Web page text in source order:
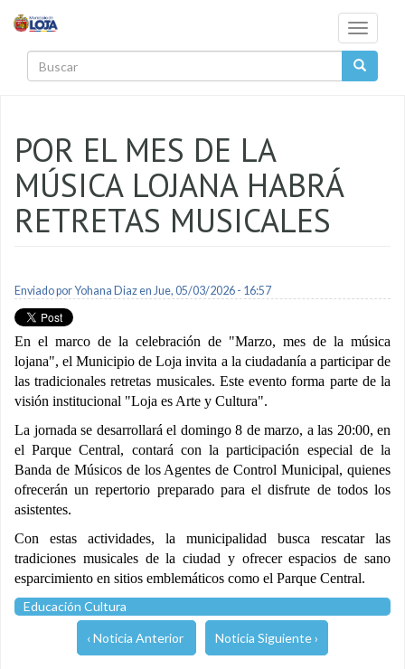
Toggle
POR EL MES DE LA
MÚSICA LOJANA HABRÁ
RETRETAS MUSICALES
Enviado porYohana Diazen Jue, 05/03/2026 - 16:57
En el marco de la celebración de "Marzo, mes de la música
lojana", el Municipio de Loja invita a la ciudadanía a participar de
las tradicionales retretas musicales. Este evento forma parte de la
visión institucional "Loja es Arte y Cultura".
La jornada se desarrollará el domingo 8 de marzo, a las 20:00, en
el Parque Central, contará con la participación especial de la
Banda de Músicos de los Agentes de Control Municipal, quienes
ofrecerán un repertorio preparado para el disfrute de todos los
asistentes.
Con estas actividades, la municipalidad busca rescatar las
tradiciones musicales de la ciudad y ofrecer espacios de sano
esparcimiento en sitios emblemáticos como el Parque Central.
Educación Cultura
‹ Noticia Anterior Noticia Siguiente ›